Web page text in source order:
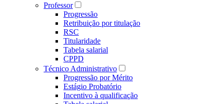
Professor
Progressão
Retribuição por titulação
RSC
Titularidade
Tabela salarial
CPPD
Técnico Administrativo
Progressão por Mérito
Estágio Probatório
Incentivo à qualificação